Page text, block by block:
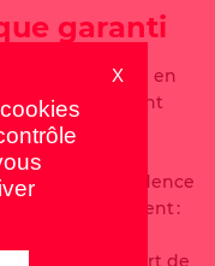
garanti
est disponible en
fonctionnement
équipe
24 et 7j/7. Le
aucune incidence
du bâtiment :
le transfert de
X